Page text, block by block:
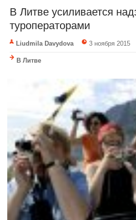
В Литве усиливается
туроператорами
Liudmila Davydova 3 ноября 2015
В Литве